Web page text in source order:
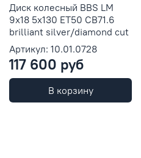
Диск колесный BBS LM
9x18 5x130 ET50 CB71.6
brilliant silver/diamond cut
Артикул: 10.01.0728
117 600 руб
В корзину